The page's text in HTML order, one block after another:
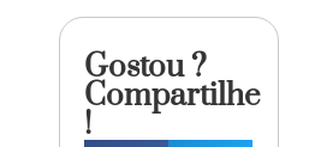
Gostou ?
Compartilhe
!